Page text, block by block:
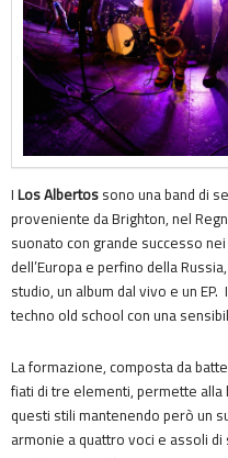
I Los Albertos sono una band di
proveniente da Brighton, nel
suonato con grande successo
dell’Europa e perfino della
studio, un album dal vivo e un
techno old school con una
La formazione, composta da
fiati di tre elementi, permette
questi stili mantenendo però un
armonie a quattro voci e assoli